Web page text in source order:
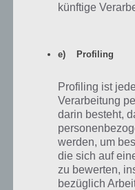
künftige
e) Profiling
Profiling ist
Verarbeitung
darin besteht,
werden, um
die sich auf
zu bewerten,
bezüglich